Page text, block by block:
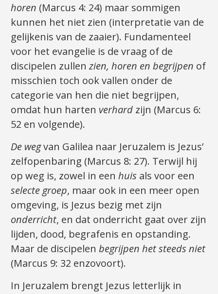
horen (Marcus 4: 24) maar sommigen
kunnen het niet zien (interpretatie van de
gelijkenis van de zaaier). Fundamenteel
voor het evangelie is de vraag of de
discipelen zullenzien, horen en begrijpen of
misschien toch ook vallen onder de
categorie van hen die niet begrijpen,
omdat hun harten verhard zijn (Marcus 6:
52 en volgende).
De wegvan Galilea naar Jeruzalem is Jezus’
zelfopenbaring (Marcus 8: 27). Terwijl hij
op weg is, zowel in eenhuis als voor een
selecte groep, maar ook in een meer open
omgeving, is Jezus bezig met zijn
onderricht, en dat onderricht gaat over zijn
lijden, dood, begrafenis en opstanding.
Maar de discipelenbegrijpen het steeds niet
(Marcus 9: 32 enzovoort).
In Jeruzalem brengt Jezus letterlijk in